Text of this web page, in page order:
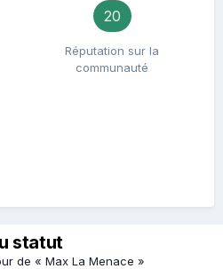
20
Réputation sur la
communauté
statut
de « Max La Menace »